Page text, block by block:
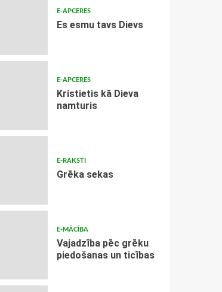
E-APCERES
Es esmu tavs Dievs
E-APCERES
Kristietis kā Dieva
namturis
E-RAKSTI
Grēka sekas
E-MĀCĪBA
Vajadzība pēc grēku
piedošanas un ticības